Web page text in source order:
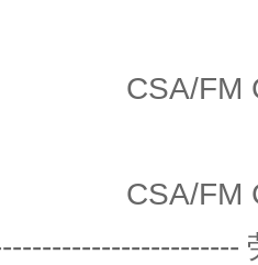
Class II,
Class